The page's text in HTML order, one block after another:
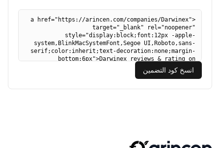
انسخ كود التضمين